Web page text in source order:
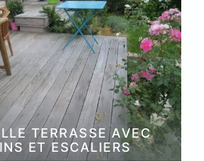
TERRASSE AVEC
ET ESCALIERS